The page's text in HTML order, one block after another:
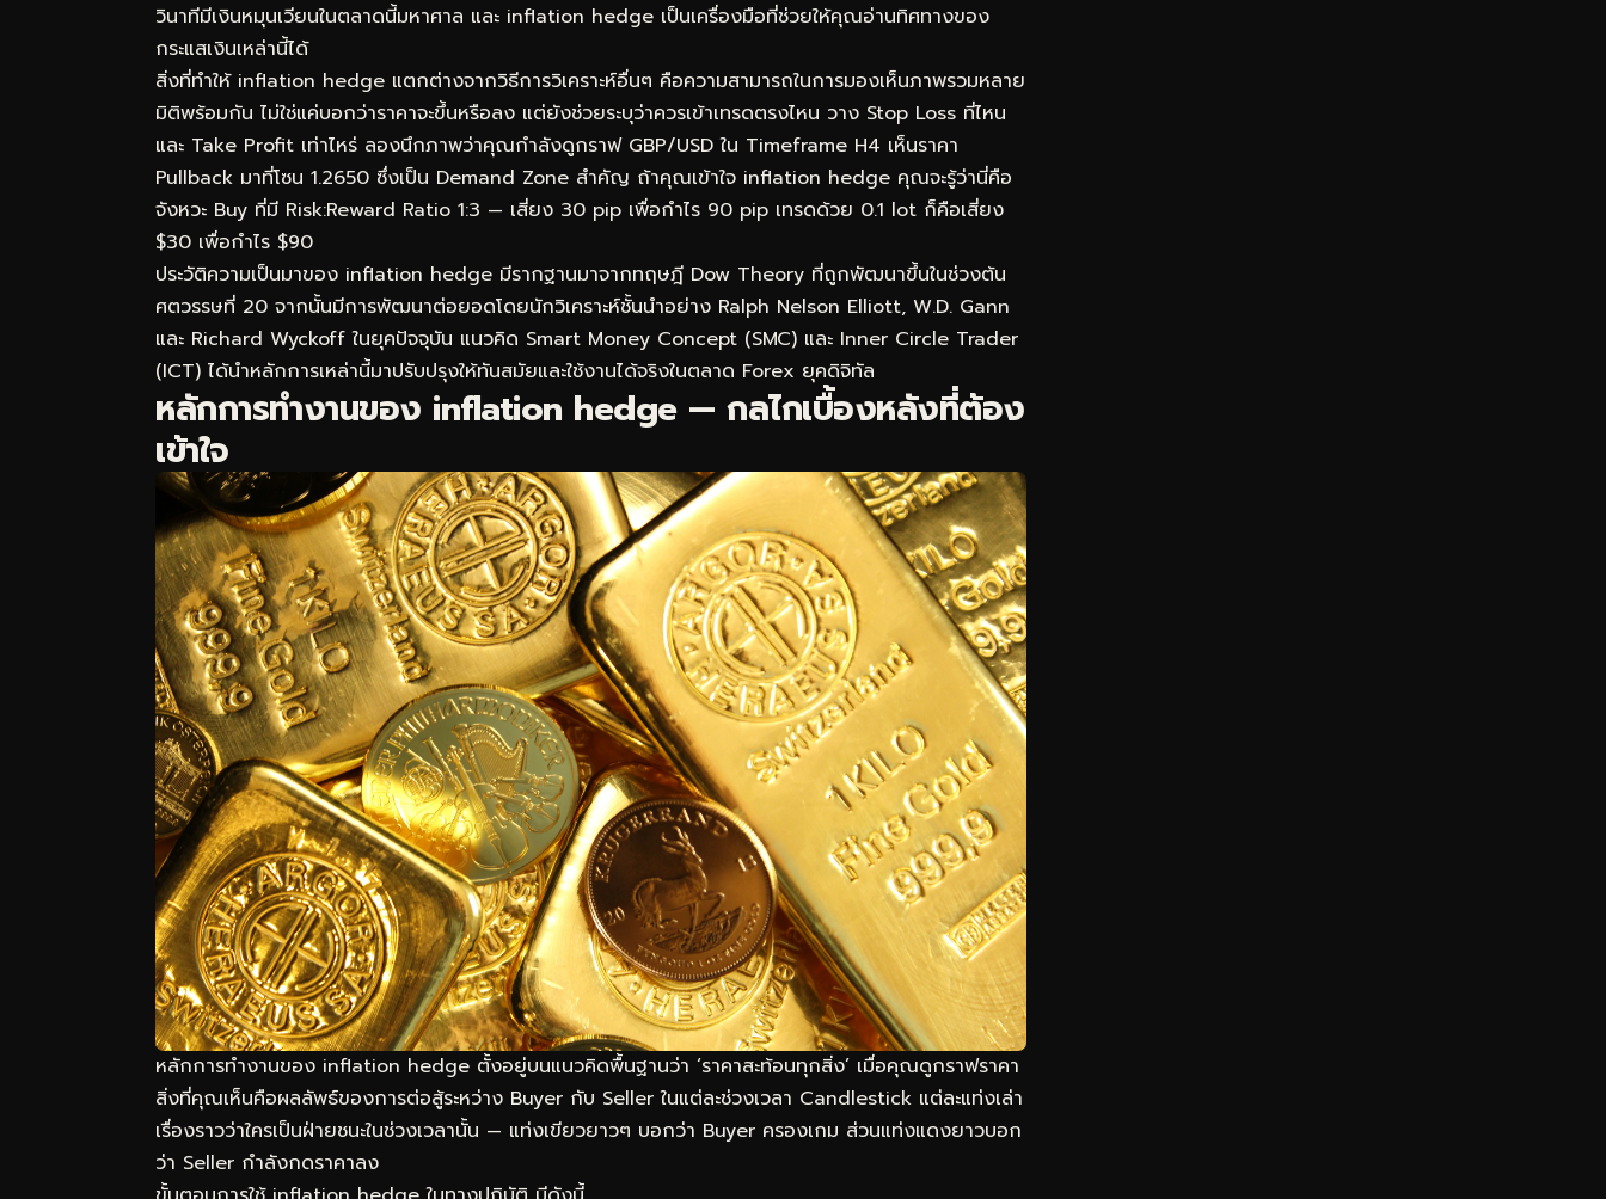
วินาทีมีเงินหมุนเวียนในตลาดนี้มหาศาล และ inflation hedge เป็นเครื่องมือที่ช่วยให้คุณอ่านทิศทางของ
กระแสเงินเหล่านี้ได้
สิ่งที่ทำให้ inflation hedge แตกต่างจากวิธีการวิเคราะห์อื่นๆ คือความสามารถในการมองเห็นภาพรวมหลาย
มิติพร้อมกัน ไม่ใช่แค่บอกว่าราคาจะขึ้นหรือลง แต่ยังช่วยระบุว่าควรเข้าเทรดตรงไหน วาง Stop Loss ที่ไหน
และ Take Profit เท่าไหร่ ลองนึกภาพว่าคุณกำลังดูกราฟ GBP/USD ใน Timeframe H4 เห็นราคา
Pullback มาที่โซน 1.2650 ซึ่งเป็น Demand Zone สำคัญ ถ้าคุณเข้าใจ inflation hedge คุณจะรู้ว่านี่คือ
จังหวะ Buy ที่มี Risk:Reward Ratio 1:3 — เสี่ยง 30 pip เพื่อกำไร 90 pip เทรดด้วย 0.1 lot ก็คือเสี่ยง
$30 เพื่อกำไร $90
ประวัติความเป็นมาของ inflation hedge มีรากฐานมาจากทฤษฎี Dow Theory ที่ถูกพัฒนาขึ้นในช่วงต้น
ศตวรรษที่ 20 จากนั้นมีการพัฒนาต่อยอดโดยนักวิเคราะห์ชั้นนำอย่าง Ralph Nelson Elliott, W.D. Gann
และ Richard Wyckoff ในยุคปัจจุบัน แนวคิด Smart Money Concept (SMC) และ Inner Circle Trader
(ICT) ได้นำหลักการเหล่านี้มาปรับปรุงให้ทันสมัยและใช้งานได้จริงในตลาด Forex ยุคดิจิทัล
หลักการทำงานของ inflation hedge — กลไกเบื้องหลังที่ต้อง
เข้าใจ
หลักการทำงานของ inflation hedge ตั้งอยู่บนแนวคิดพื้นฐานว่า ‘ราคาสะท้อนทุกสิ่ง’ เมื่อคุณดูกราฟราคา
สิ่งที่คุณเห็นคือผลลัพธ์ของการต่อสู้ระหว่าง Buyer กับ Seller ในแต่ละช่วงเวลา Candlestick แต่ละแท่งเล่า
เรื่องราวว่าใครเป็นฝ่ายชนะในช่วงเวลานั้น — แท่งเขียวยาวๆ บอกว่า Buyer ครองเกม ส่วนแท่งแดงยาวบอก
ว่า Seller กำลังกดราคาลง